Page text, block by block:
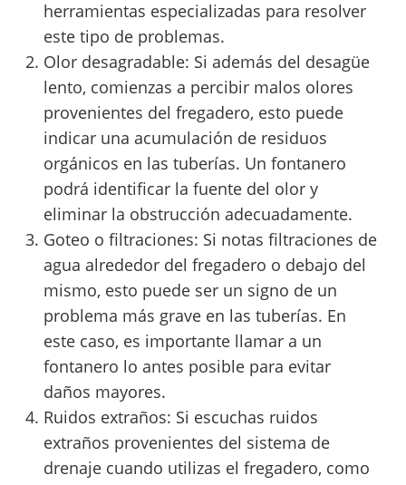
herramientas especializadas para resolver
este tipo de problemas.
Olor desagradable: Si además del desagüe
lento, comienzas a percibir malos olores
provenientes del fregadero, esto puede
indicar una acumulación de residuos
orgánicos en las tuberías. Un fontanero
podrá identificar la fuente del olor y
eliminar la obstrucción adecuadamente.
Goteo o filtraciones: Si notas filtraciones de
agua alrededor del fregadero o debajo del
mismo, esto puede ser un signo de un
problema más grave en las tuberías. En
este caso, es importante llamar a un
fontanero lo antes posible para evitar
daños mayores.
Ruidos extraños: Si escuchas ruidos
extraños provenientes del sistema de
drenaje cuando utilizas el fregadero, como